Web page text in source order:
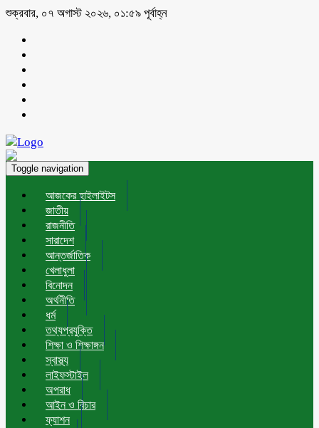
শুক্রবার, ০৭ অগাস্ট ২০২৬, ০১:৫৯ পূর্বাহ্ন
Toggle navigation
আজকের হাইলাইটস
জাতীয়
রাজনীতি
সারাদেশ
আন্তর্জাতিক
খেলাধুলা
বিনোদন
অর্থনীতি
ধর্ম
তথ্যপ্রযুক্তি
শিক্ষা ও শিক্ষাঙ্গন
স্বাস্থ্য
লাইফস্টাইল
অপরাধ
আইন ও বিচার
ফ্যাশন